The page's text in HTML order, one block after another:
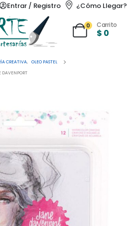
Entrar / Registro ¿Cómo Llegar?
0 Carrito
$ 0
CREATIVA, OLEO PASTEL
DAVENPORT